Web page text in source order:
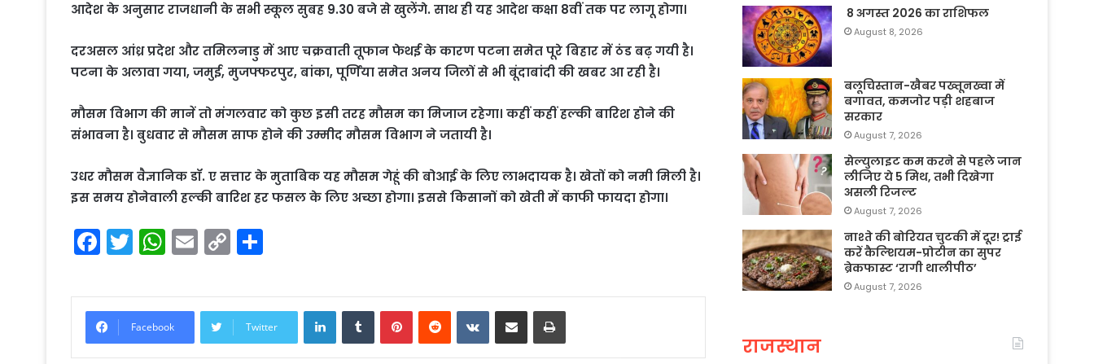
आदेश के अनुसार राजधानी के सभी स्कूल सुबह 9.30 बजे से खुलेंगे. साथ ही यह आदेश कक्षा 8वीं तक पर लागू होगा।
दरअसल आंध्र प्रदेश और तमिलनाडु में आए चक्रवाती तूफान फेथई के कारण पटना समेत पूरे बिहार में ठंड बढ़ गयी है।
पटना के अलावा गया, जमुई, मुजफ्फरपुर, बांका, पूर्णिया समेत अनय जिलों से भी बूंदाबांदी की खबर आ रही है।
मौसम विभाग की मानें तो मंगलवार को कुछ इसी तरह मौसम का मिजाज रहेगा। कहीं कहीं हल्की बारिश होने की
संभावना है। बुधवार से मौसम साफ होने की उम्मीद मौसम विभाग ने जतायी है।
उधर मौसम वैज्ञानिक डॉ. ए सत्तार के मुताबिक यह मौसम गेहूं की बोआई के लिए लाभदायक है। खेतों को नमी मिली है।
इस समय होनेवाली हल्की बारिश हर फसल के लिए अच्छा होगा। इससे किसानों को खेती में काफी फायदा होगा।
F
a
c
e
b
T
w
itt
er
W
h
a
ts
A
E
m
ai
l
C
o
p
y
Li
ar
e
Facebook Twitter
LinkedInTumblrPinterestReddit VKontakte
Share via Email Print
8 अगस्त 2026 का राशिफल
August 8, 2026
बलूचिस्तान-खैबर पख्तूनख्वा में
बगावत, कमजोर पड़ी शहबाज
सरकार
August 7, 2026
सेल्युलाइट कम करने से पहले जान
लीजिए ये 5 मिथ, तभी दिखेगा
असली रिजल्ट
August 7, 2026
नाश्ते की बोरियत चुटकी में दूर! ट्राई
करें कैल्शियम-प्रोटीन का सुपर
ब्रेकफास्ट ‘रागी थालीपीठ’
August 7, 2026
राजस्थान